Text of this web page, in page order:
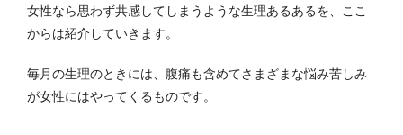
女性なら思わず共感してしまうような生理あるあるを、ここ
からは紹介していきます。
毎月の生理のときには、腹痛も含めてさまざまな悩み苦しみ
が女性にはやってくるものです。